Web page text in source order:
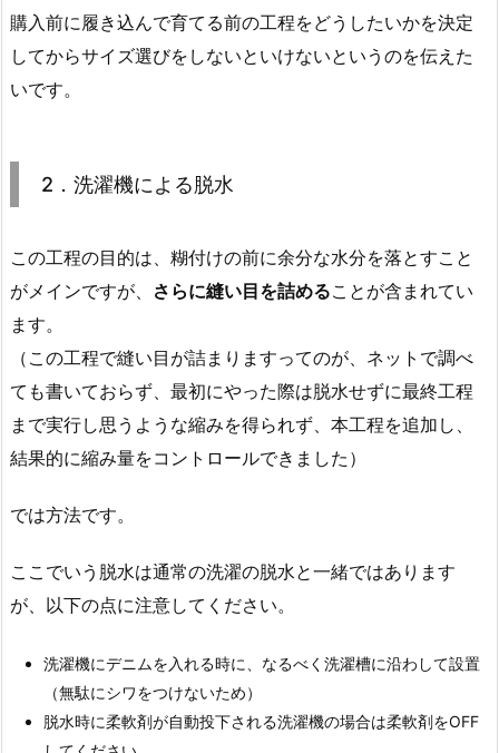
購入前に履き込んで育てる前の工程をどうしたいかを決定
してからサイズ選びをしないといけないというのを伝えた
いです。
2．洗濯機による脱水
この工程の目的は、糊付けの前に余分な水分を落とすこと
がメインですが、 さらに縫い目を詰めることが含まれてい
ます。
（この工程で縫い目が詰まりますってのが、ネットで調べ
ても書いておらず、最初にやった際は脱水せずに最終工程
まで実行し思うような縮みを得られず、本工程を追加し、
結果的に縮み量をコントロールできました）
では方法です。
ここでいう脱水は通常の洗濯の脱水と一緒ではあります
が、以下の点に注意してください。
洗濯機にデニムを入れる時に、なるべく洗濯槽に沿わして設置
（無駄にシワをつけないため）
脱水時に柔軟剤が自動投下される洗濯機の場合は柔軟剤をOFF